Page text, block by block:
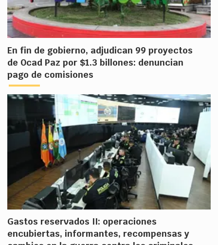
En fin de gobierno, adjudican 99 proyectos
de Ocad Paz por $1.3 billones: denuncian
pago de comisiones
Gastos reservados II: operaciones
encubiertas, informantes, recompensas y